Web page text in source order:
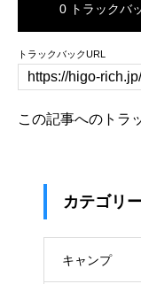
0 トラックバ
トラックバックURL
この記事へのトラ
カテゴリ
キャンプ